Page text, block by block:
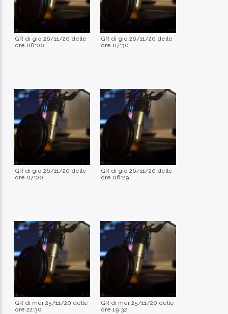
GR di gio 26/11/20 delle
ore 08:00
GR di gio 26/11/20 delle
ore 07:30
GR di gio 26/11/20 delle
ore 07:00
GR di gio 26/11/20 delle
ore 06:29
GR di mer 25/11/20 delle
ore 22:30
GR di mer 25/11/20 delle
ore 19:32